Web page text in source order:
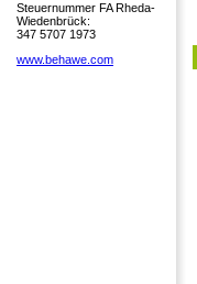
Steuernummer FA Rheda-
Wiedenbrück:
347 5707 1973
www.behawe.com